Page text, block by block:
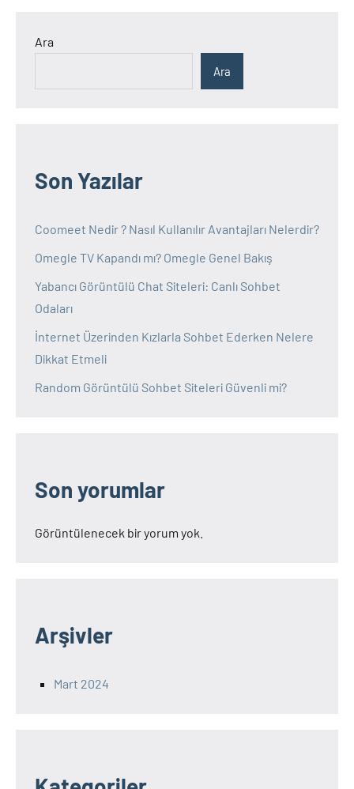
Ara
Ara
Son Yazılar
Coomeet Nedir ? Nasıl Kullanılır Avantajları Nelerdir?
Omegle TV Kapandı mı? Omegle Genel Bakış
Yabancı Görüntülü Chat Siteleri: Canlı Sohbet
Odaları
İnternet Üzerinden Kızlarla Sohbet Ederken Nelere
Dikkat Etmeli
Random Görüntülü Sohbet Siteleri Güvenli mi?
Son yorumlar
Görüntülenecek bir yorum yok.
Arşivler
Mart 2024